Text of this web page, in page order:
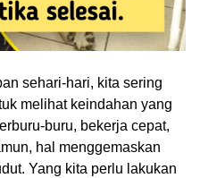
sehari-hari, kita sering
melihat keindahan yang
buru, bekerja cepat,
hal menggemaskan
Yang kita perlu lakukan